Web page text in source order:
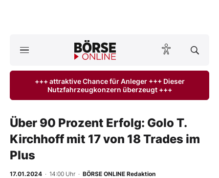
ktuelle Ausgabe BÖRSE ONLINE lesen
Finanz-Check
+++ attraktive Chance für Anleger +++ Dieser
Nutzfahrzeugkonzern überzeugt +++
Über 90 Prozent Erfolg: Golo T.
Kirchhoff mit 17 von 18 Trades im
Plus
17.01.2024 · 14:00 Uhr · BÖRSE ONLINE Redaktion